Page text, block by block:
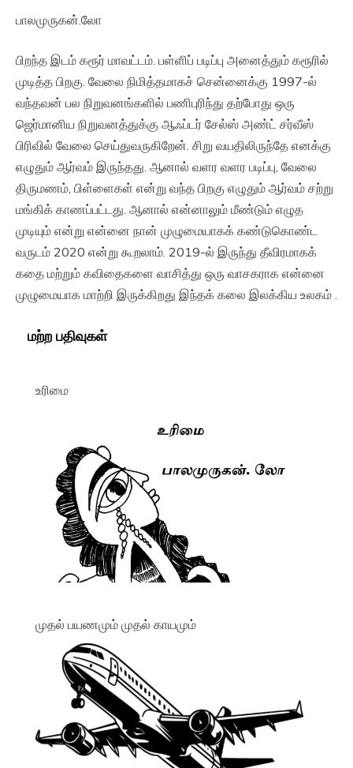
பாலமுருகன்.லோ
பிறந்த இடம் கரூர் மாவட்டம். பள்ளிப் படிப்பு அனைத்தும் கரூரில்
முடித்த பிறகு. வேலை நிமித்தமாகச் சென்னைக்கு 1997-ல்
வந்தவன் பல நிறுவனங்களில் பணிபுரிந்து தற்போது ஒரு
ஜெர்மானிய நிறுவனத்துக்கு ஆஃப்டர் சேல்ஸ் அண்ட் சர்வீஸ்
பிரிவில் வேலை செய்துவருகிறேன். சிறு வயதிலிருந்தே எனக்கு
எழுதும் ஆர்வம் இருந்தது. ஆனால் வளர வளர படிப்பு, வேலை
திருமணம், பிள்ளைகள் என்று வந்த பிறகு எழுதும் ஆர்வம் சற்று
மங்கிக் காணப்பட்டது. ஆனால் என்னாலும் மீண்டும் எழுத
முடியும் என்று என்னை நான் முழுமையாகக் கண்டுகொண்ட
வருடம் 2020 என்று கூறலாம். 2019-ல் இருந்து தீவிரமாகக்
கதை மற்றும் கவிதைகளை வாசித்து ஒரு வாசகராக என்னை
முழுமையாக மாற்றி இருக்கிறது இந்தக் கலை இலக்கிய உலகம் .
மற்ற பதிவுகள்
உரிமை
முதல் பயணமும் முதல் காயமும்